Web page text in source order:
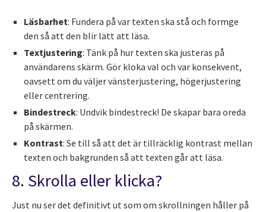
Läsbarhet: Fundera på var texten ska stå och formge
den så att den blir lätt att läsa.
Textjustering: Tänk på hur texten ska justeras på
användarens skärm. Gör kloka val och var konsekvent,
oavsett om du väljer vänsterjustering, högerjustering
eller centrering.
Bindestreck: Undvik bindestreck! De skapar bara oreda
på skärmen.
Kontrast: Se till så att det är tillräcklig kontrast mellan
texten och bakgrunden så att texten går att läsa.
8. Skrolla eller klicka?
Just nu ser det definitivt ut som om skrollningen håller på